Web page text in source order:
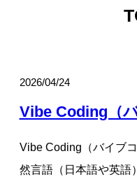
2026/04/24
Vibe Coding（
Vibe Coding（バイブ
然言語（日本語や英語